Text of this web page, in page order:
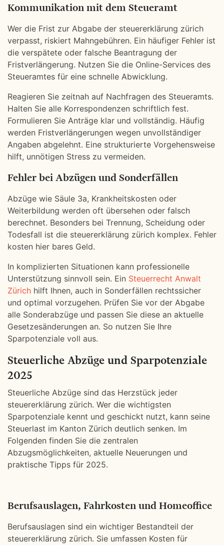
Kommunikation mit dem Steueramt
Wer die Frist zur Abgabe der steuererklärung zürich
verpasst, riskiert Mahngebühren. Ein häufiger Fehler ist
die verspätete oder falsche Beantragung der
Fristverlängerung. Nutzen Sie die Online-Services des
Steueramtes für eine schnelle Abwicklung.
Reagieren Sie zeitnah auf Nachfragen des Steueramts.
Halten Sie alle Korrespondenzen schriftlich fest.
Formulieren Sie Anträge klar und vollständig. Häufig
werden Fristverlängerungen wegen unvollständiger
Angaben abgelehnt. Eine strukturierte Vorgehensweise
hilft, unnötigen Stress zu vermeiden.
Fehler bei Abzügen und Sonderfällen
Abzüge wie Säule 3a, Krankheitskosten oder
Weiterbildung werden oft übersehen oder falsch
berechnet. Besonders bei Trennung, Scheidung oder
Todesfall ist die steuererklärung zürich komplex. Fehler
kosten hier bares Geld.
In komplizierten Situationen kann professionelle
Unterstützung sinnvoll sein. Ein Steuerrecht Anwalt
Zürich hilft Ihnen, auch in Sonderfällen rechtssicher
und optimal vorzugehen. Prüfen Sie vor der Abgabe
alle Sonderabzüge und passen Sie diese an aktuelle
Gesetzesänderungen an. So nutzen Sie Ihre
Sparpotenziale voll aus.
Steuerliche Abzüge und Sparpotenziale
2025
Steuerliche Abzüge sind das Herzstück jeder
steuererklärung zürich. Wer die wichtigsten
Sparpotenziale kennt und geschickt nutzt, kann seine
Steuerlast im Kanton Zürich deutlich senken. Im
Folgenden finden Sie die zentralen
Abzugsmöglichkeiten, aktuelle Neuerungen und
praktische Tipps für 2025.
Berufsauslagen, Fahrkosten und Homeoffice
Berufsauslagen sind ein wichtiger Bestandteil der
steuererklärung zürich. Sie umfassen Kosten für